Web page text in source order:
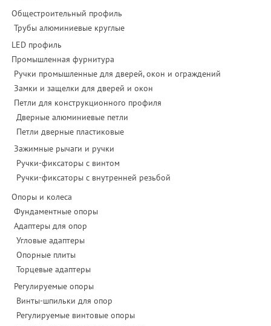
Общестроительный профиль
Трубы алюминиевые круглые
LED профиль
Промышленная фурнитура
Ручки промышленные для дверей, окон и ограждений
Замки и защелки для дверей и окон
Петли для конструкционного профиля
Дверные алюминиевые петли
Петли дверные пластиковые
Зажимные рычаги и ручки
Ручки-фиксаторы c винтом
Ручки-фиксаторы c внутренней резьбой
Опоры и колеса
Фундаментные опоры
Адаптеры для опор
Угловые адаптеры
Опорные плиты
Торцевые адаптеры
Регулируемые опоры
Винты-шпильки для опор
Регулируемые винтовые опоры